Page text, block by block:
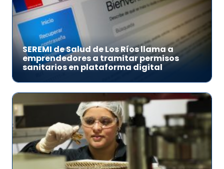
SEREMI de Salud de Los Ríos llama a
emprendedores a tramitar permisos
sanitarios en plataforma digital